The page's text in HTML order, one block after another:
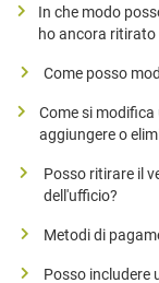
In che modo
ho ancora ritirato
Come posso
Come si
aggiungere o
Posso ritirare il
dell'ufficio?
​Metodi di
​Posso includere